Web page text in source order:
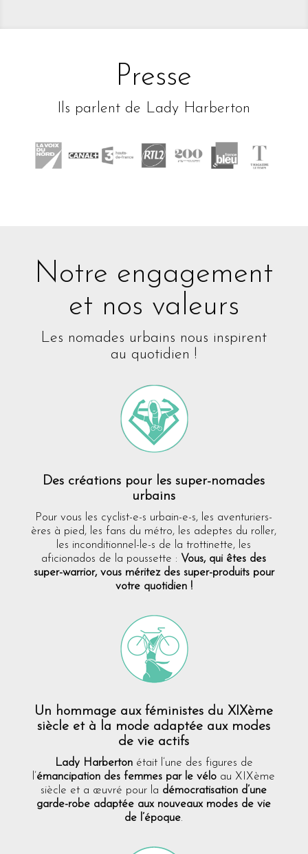
Presse
Ils parlent de Lady Harberton
Notre engagement
et nos valeurs
Les nomades urbains nous inspirent
au quotidien !
Des créations pour les super-nomades
urbains
Pour vous les cyclist-e-s urbain-e-s, les aventuriers-
ères à pied, les fans du métro, les adeptes du roller,
les inconditionnel-le-s de la trottinette, les
aficionados de la poussette : Vous, qui êtes des
super-warrior, vous méritez des super-produits pour
votre quotidien !
Un hommage aux féministes du XIXème
siècle et à la mode adaptée aux modes
de vie actifs
Lady Harbertonétait l’une des figures de
l’émancipation des femmes par le vélo au XIXème
siècle et a œuvré pour la démocratisation d’une
garde-robe adaptée aux nouveaux modes de vie
de l’époque.